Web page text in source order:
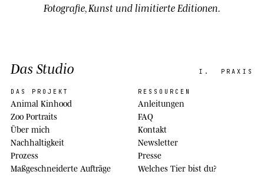
Fotografie, Kunst und limitierte Editionen.
Das Studio I. PRAXIS
DAS PROJEKT
Animal Kinhood
Zoo Portraits
Über mich
Nachhaltigkeit
Prozess
Maßgeschneiderte Aufträge
RESSOURCEN
Anleitungen
FAQ
Kontakt
Newsletter
Presse
Welches Tier bist du?